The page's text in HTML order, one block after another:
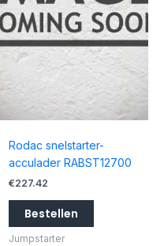
Rodac snelstarter-
acculader RABST12700
€227.42
Bestellen
Jumpstarter